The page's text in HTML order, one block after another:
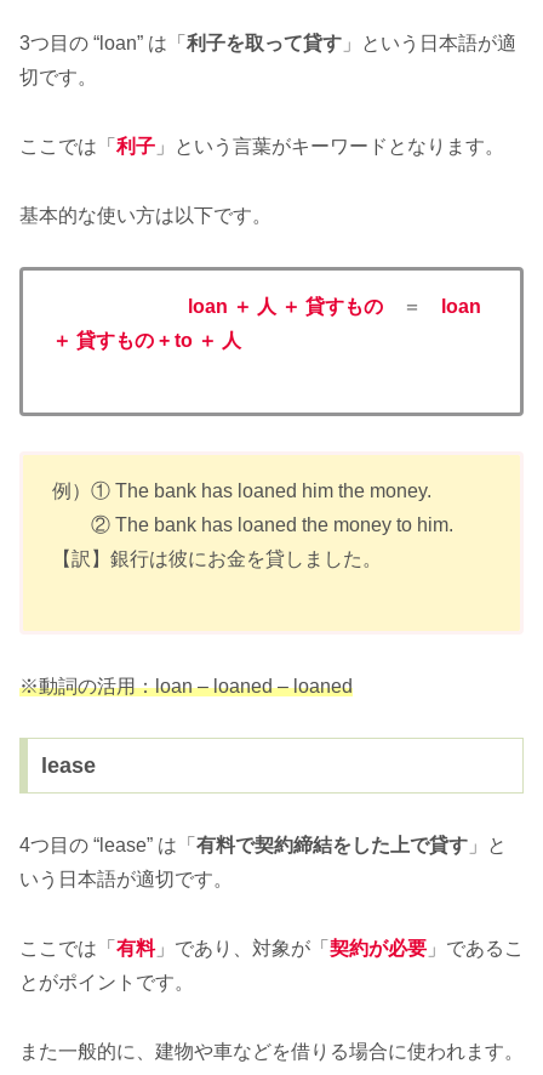
3つ目の “loan” は「 利子を取って貸す 」という日本語が適
切です。
ここでは「 利子 」という言葉がキーワードとなります。
基本的な使い方は以下です。
loan ＋ 人 ＋ 貸すもの ＝
loan
＋ 貸すもの + to ＋ 人
例）① The bank has loaned him the money.
② The bank has loaned the money to him.
【訳】銀行は彼にお金を貸しました。
※動詞の活用：loan – loaned – loaned
lease
4つ目の “lease” は「 有料で契約締結をした上で貸す 」と
いう日本語が適切です。
ここでは「 有料」であり、対象が「 契約が必要 」であるこ
とがポイントです。
また一般的に、建物や車などを借りる場合に使われます。